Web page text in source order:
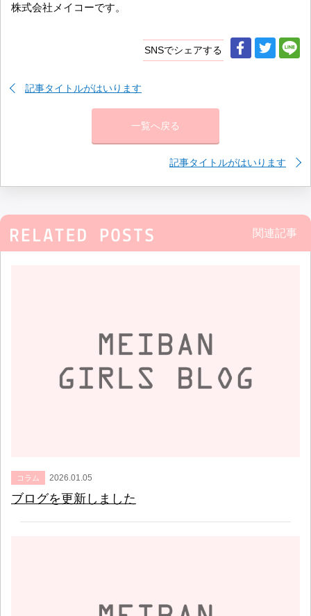
株式会社メイコーです。
SNSでシェアする
記事タイトルがはいります
一覧へ戻る
記事タイトルがはいります
関連記事
コラム 2026.01.05
ブログを更新しました